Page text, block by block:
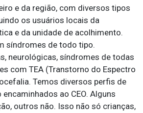
e da região, com diversos tipos
os usuários locais da
e da unidade de acolhimento.
síndromes de todo tipo.
neurológicas, síndromes de todas
com TEA (Transtorno do Espectro
Temos diversos perfis de
ao CEO. Alguns
outros não. Isso não só crianças,